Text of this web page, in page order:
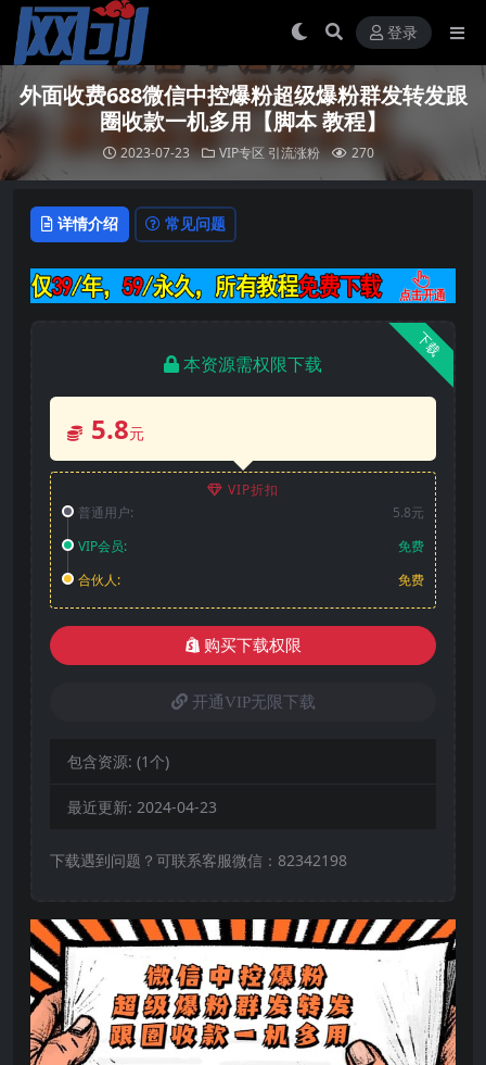
登录
外面收费688微信中控爆粉超级爆粉群发转发跟
圈收款一机多用【脚本 教程】
2023-07-23 VIP专区 引流涨粉 270
详情介绍 常见问题
下载
本资源需权限下载
5.8元
VIP折扣
普通用户:
5.8元
VIP会员:
免费
合伙人:
免费
购买下载权限
开通VIP无限下载
包含资源: (1个)
最近更新: 2024-04-23
下载遇到问题？可联系客服微信：82342198